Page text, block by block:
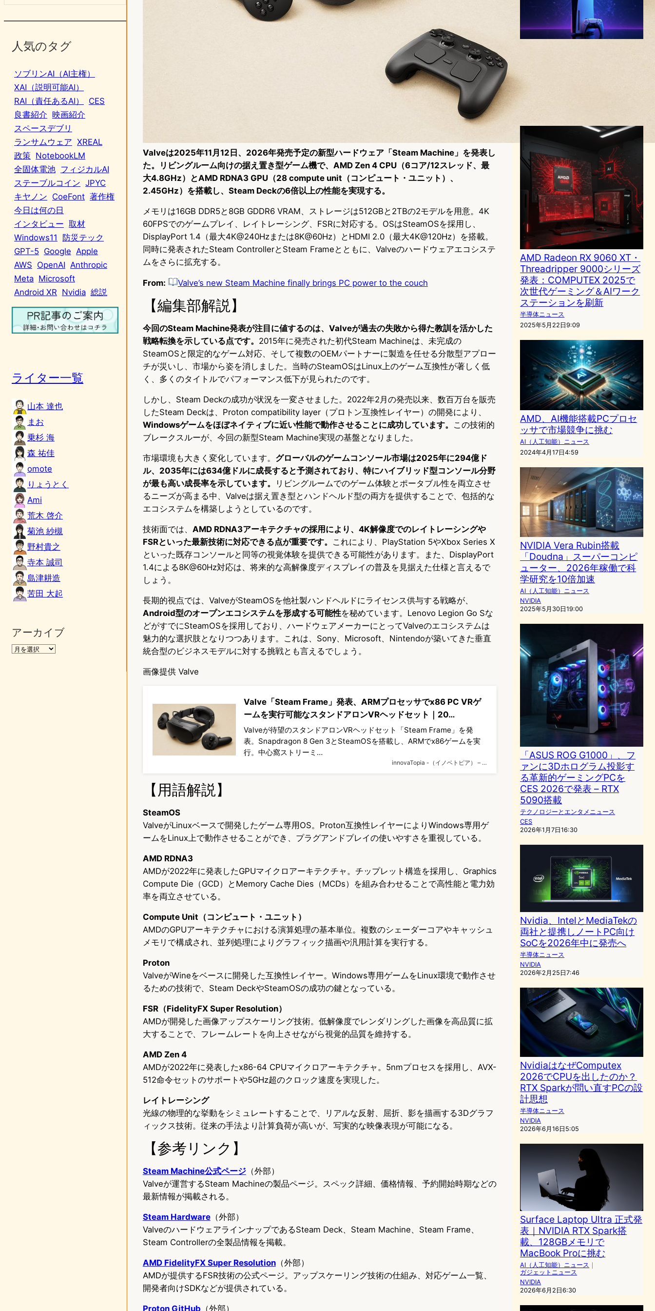
人気のタグ
ソブリンAI（AI主権）
XAI（説明可能AI）
RAI（責任あるAI）
CES
良書紹介 映画紹介
スペースデブリ
ランサムウェア XREAL
政策 NotebookLM
全固体電池 フィジカルAI
ステーブルコイン JPYC
キヤノン CoeFont 著作権
今日は何の日
インタビュー 取材
Windows11
防災テック
GPT-5 Google Apple
AWS OpenAI Anthropic
Meta Microsoft
Android XR Nvidia 総説
ライター一覧
山本 達也
まお
乗杉 海
森 祐佳
omote
りょうとく
Ami
荒木 啓介
菊池 紗槻
野村貴之
寺本 誠司
島津耕造
苦田 大起
アーカイブ
Valveは2025年11月12日、2026年発売予定の新型ハードウェア「Steam Machine」を発表し
た。リビングルーム向けの据え置き型ゲーム機で、AMD Zen 4 CPU（6コア/12スレッド、最
大4.8GHz）とAMD RDNA3 GPU（28 compute unit（コンピュート・ユニット）、
2.45GHz）を搭載し、Steam Deckの6倍以上の性能を実現する。
メモリは16GB DDR5と8GB GDDR6 VRAM、ストレージは512GBと2TBの2モデルを用意。4K
60FPSでのゲームプレイ、レイトレーシング、FSRに対応する。OSはSteamOSを採用し、
DisplayPort 1.4（最大4K@240Hzまたは8K@60Hz）とHDMI 2.0（最大4K@120Hz）を搭載。
同時に発表されたSteam ControllerとSteam Frameとともに、Valveのハードウェアエコシステ
ムをさらに拡充する。
From: Valve’s new Steam Machine finally brings PC power to the couch
【編集部解説】
今回のSteam Machine発表が注目に値するのは、Valveが過去の失敗から得た教訓を活かした
戦略転換を示している点です。 2015年に発売された初代Steam Machineは、未完成の
SteamOSと限定的なゲーム対応、そして複数のOEMパートナーに製造を任せる分散型アプロー
チが災いし、市場から姿を消しました。当時のSteamOSはLinux上のゲーム互換性が著しく低
く、多くのタイトルでパフォーマンス低下が見られたのです。
しかし、Steam Deckの成功が状況を一変させました。2022年2月の発売以来、数百万台を販売
したSteam Deckは、Proton compatibility layer（プロトン互換性レイヤー）の開発により、
Windowsゲームをほぼネイティブに近い性能で動作させることに成功しています。
この技術的
ブレークスルーが、今回の新型Steam Machine実現の基盤となりました。
市場環境も大きく変化しています。 グローバルのゲームコンソール市場は2025年に294億ド
ル、2035年には634億ドルに成長すると予測されており、特にハイブリッド型コンソール分野
が最も高い成長率を示しています。
リビングルームでのゲーム体験とポータブル性を両立させ
るニーズが高まる中、Valveは据え置き型とハンドヘルド型の両方を提供することで、包括的な
エコシステムを構築しようとしているのです。
技術面では、 AMD RDNA3アーキテクチャの採用により、4K解像度でのレイトレーシングや
FSRといった最新技術に対応できる点が重要です。
これにより、PlayStation 5やXbox Series X
といった既存コンソールと同等の視覚体験を提供できる可能性があります。また、DisplayPort
1.4による8K@60Hz対応は、将来的な高解像度ディスプレイの普及を見据えた仕様と言えるで
しょう。
長期的視点では、ValveがSteamOSを他社製ハンドヘルドにライセンス供与する戦略が、
Android型のオープンエコシステムを形成する可能性を秘めています。Lenovo Legion Go Sな
どがすでにSteamOSを採用しており、ハードウェアメーカーにとってValveのエコシステムは
魅力的な選択肢となりつつあります。これは、Sony、Microsoft、Nintendoが築いてきた垂直
統合型のビジネスモデルに対する挑戦とも言えるでしょう。
画像提供 Valve
Valve「Steam Frame」発表、ARMプロセッサでx86 PC VRゲ
ームを実行可能なスタンドアロンVRヘッドセット｜20…
Valveが待望のスタンドアロンVRヘッドセット「Steam Frame」を発
表。Snapdragon 8 Gen 3とSteamOSを搭載し、ARMでx86ゲームを実
行。中心窩ストリーミ…
innovaTopia -（イノベトピア） – …
【用語解説】
SteamOS
ValveがLinuxベースで開発したゲーム専用OS。Proton互換性レイヤーによりWindows専用ゲ
ームをLinux上で動作させることができ、プラグアンドプレイの使いやすさを重視している。
AMD RDNA3
AMDが2022年に発表したGPUマイクロアーキテクチャ。チップレット構造を採用し、Graphics
Compute Die（GCD）とMemory Cache Dies（MCDs）を組み合わせることで高性能と電力効
率を両立させている。
Compute Unit（コンピュート・ユニット）
AMDのGPUアーキテクチャにおける演算処理の基本単位。複数のシェーダーコアやキャッシュ
メモリで構成され、並列処理によりグラフィック描画や汎用計算を実行する。
Proton
ValveがWineをベースに開発した互換性レイヤー。Windows専用ゲームをLinux環境で動作させ
るための技術で、Steam DeckやSteamOSの成功の鍵となっている。
FSR（FidelityFX Super Resolution）
AMDが開発した画像アップスケーリング技術。低解像度でレンダリングした画像を高品質に拡
大することで、フレームレートを向上させながら視覚的品質を維持する。
AMD Zen 4
AMDが2022年に発表したx86-64 CPUマイクロアーキテクチャ。5nmプロセスを採用し、AVX-
512命令セットのサポートや5GHz超のクロック速度を実現した。
レイトレーシング
光線の物理的な挙動をシミュレートすることで、リアルな反射、屈折、影を描画する3Dグラフ
ィックス技術。従来の手法より計算負荷が高いが、写実的な映像表現が可能になる。
【参考リンク】
Steam Machine公式ページ（外部）
Valveが運営するSteam Machineの製品ページ。スペック詳細、価格情報、予約開始時期などの
最新情報が掲載される。
Steam Hardware（外部）
ValveのハードウェアラインナップであるSteam Deck、Steam Machine、Steam Frame、
Steam Controllerの全製品情報を掲載。
AMD FidelityFX Super Resolution（外部）
AMDが提供するFSR技術の公式ページ。アップスケーリング技術の仕組み、対応ゲーム一覧、
開発者向けSDKなどが提供されている。
Proton GitHub （外部）
AMD Radeon RX 9060 XT・
Threadripper 9000シリーズ
発表：COMPUTEX 2025で
次世代ゲーミング＆AIワーク
ステーションを刷新
半導体ニュース
2025年5月22日9:09
AMD、AI機能搭載PCプロセ
ッサで市場競争に挑む
AI（人工知能）ニュース
2024年4月17日4:59
NVIDIA Vera Rubin搭載
「Doudna」スーパーコンピ
ューター、2026年稼働で科
学研究を10倍加速
AI（人工知能）ニュース
NVIDIA
2025年5月30日19:00
「ASUS ROG G1000」、フ
ァンに3Dホログラム投影す
る革新的ゲーミングPCを
CES 2026で発表 – RTX
5090搭載
テクノロジーとエンタメニュース
CES
2026年1月7日16:30
Nvidia、IntelとMediaTekの
両社と提携しノートPC向け
SoCを2026年中に発売へ
半導体ニュース
NVIDIA
2026年2月25日7:46
NvidiaはなぜComputex
2026でCPUを出したのか？
RTX Sparkが問い直すPCの設
計思想
半導体ニュース
NVIDIA
2026年6月16日5:05
Surface Laptop Ultra 正式発
表｜NVIDIA RTX Spark搭
載、128GBメモリで
MacBook Proに挑む
AI（人工知能）ニュース ｜
ガジェットニュース
NVIDIA
2026年6月2日6:30